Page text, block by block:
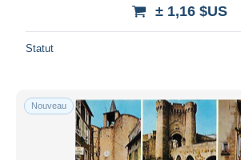
± 1,16 $US
Statut
Nouveau